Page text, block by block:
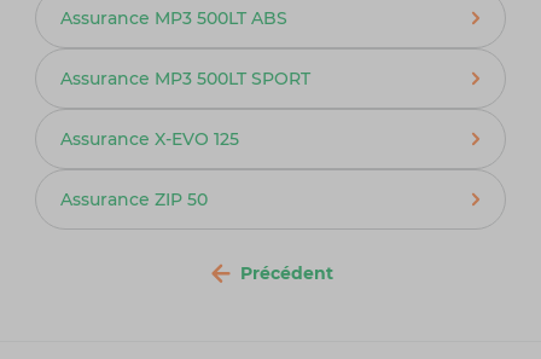
Assurance MP3 500LT ABS
Assurance MP3 500LT SPORT
Assurance X-EVO 125
Assurance ZIP 50
Précédent